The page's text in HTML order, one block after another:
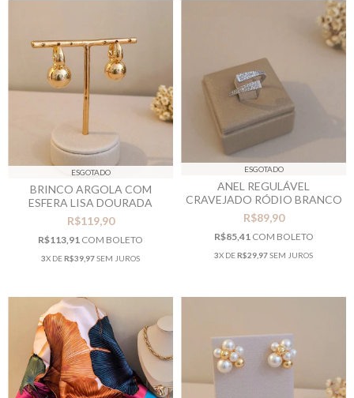
ESGOTADO
BRINCO ARGOLA COM
ESFERA LISA DOURADA
R$119,90
R$113,91 COM BOLETO
3X DER$39,97SEM JUROS
ESGOTADO
ANEL REGULÁVEL
CRAVEJADO RÓDIO BRANCO
R$89,90
R$85,41 COM BOLETO
3X DER$29,97SEM JUROS